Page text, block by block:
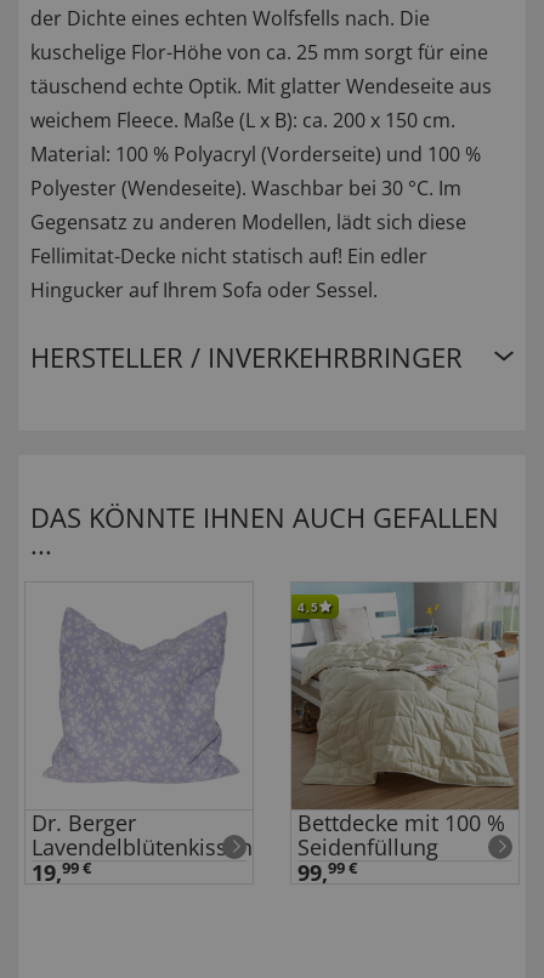
der Dichte eines echten Wolfsfells nach. Die
kuschelige Flor-Höhe von ca. 25 mm sorgt für eine
täuschend echte Optik. Mit glatter Wendeseite aus
weichem Fleece. Maße (L x B): ca. 200 x 150 cm.
Material: 100 % Polyacryl (Vorderseite) und 100 %
Polyester (Wendeseite). Waschbar bei 30 °C. Im
Gegensatz zu anderen Modellen, lädt sich diese
Fellimitat-Decke nicht statisch auf! Ein edler
Hingucker auf Ihrem Sofa oder Sessel.
HERSTELLER / INVERKEHRBRINGER
DAS KÖNNTE IHNEN AUCH GEFALLEN
...
Dr. Berger
Lavendelblütenkissen
19,99 €
4,5
Bettdecke mit 100 %
Seidenfüllung
99,99 €